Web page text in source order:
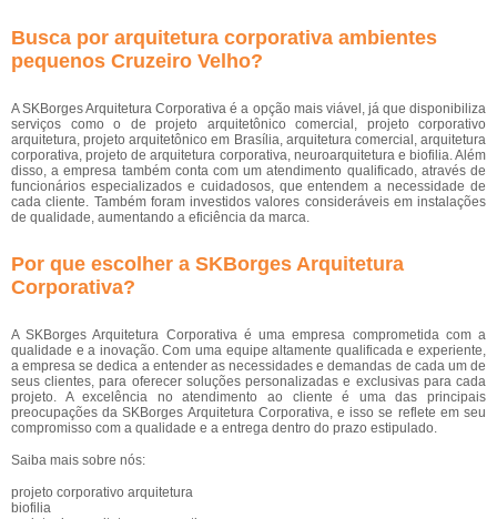
Busca por arquitetura corporativa ambientes
pequenos Cruzeiro Velho?
A SKBorges Arquitetura Corporativa é a opção mais viável, já que disponibiliza
serviços como o de projeto arquitetônico comercial, projeto corporativo
arquitetura, projeto arquitetônico em Brasília, arquitetura comercial, arquitetura
corporativa, projeto de arquitetura corporativa, neuroarquitetura e biofilia. Além
disso, a empresa também conta com um atendimento qualificado, através de
funcionários especializados e cuidadosos, que entendem a necessidade de
cada cliente. Também foram investidos valores consideráveis em instalações
de qualidade, aumentando a eficiência da marca.
Por que escolher a SKBorges Arquitetura
Corporativa?
A SKBorges Arquitetura Corporativa é uma empresa comprometida com a
qualidade e a inovação. Com uma equipe altamente qualificada e experiente,
a empresa se dedica a entender as necessidades e demandas de cada um de
seus clientes, para oferecer soluções personalizadas e exclusivas para cada
projeto. A excelência no atendimento ao cliente é uma das principais
preocupações da SKBorges Arquitetura Corporativa, e isso se reflete em seu
compromisso com a qualidade e a entrega dentro do prazo estipulado.
Saiba mais sobre nós:
projeto corporativo arquitetura
biofilia